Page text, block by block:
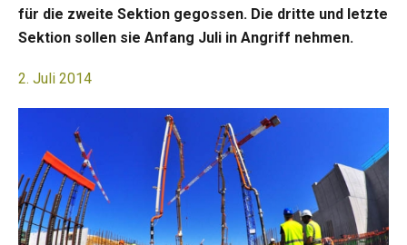
für die zweite Sektion gegossen. Die dritte und letzte
Sektion sollen sie Anfang Juli in Angriff nehmen.
2. Juli 2014